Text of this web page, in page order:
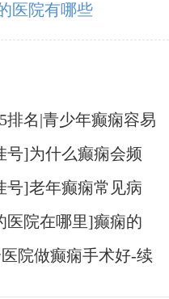
医院有哪些
排名|青少年癫痫容易
号]为什么癫痫会频
号]老年癫痫常见病
医院在哪里]癫痫的
院做癫痫手术好-续